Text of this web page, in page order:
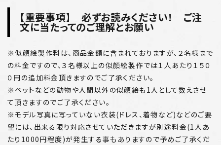
【重要事項】 必ずお読みください！ ご注
文に当たってのご理解とお願い
※似顔絵製作料は、商品金額に含まれておりますが、２名様まで
の料金ですので、３名様以上の似顔絵製作では１人あたり１５０
０円の追加料金頂きますのでご了承ください。
※ペットなどの動物や人間以外の似顔絵も1人として数えさせ
て頂きますのでご了承ください。
※モデル写真に写っていない衣装(ドレス、着物など)などのご要
望には、出来る限り対応させていただきますが別途料金(1人あ
たり1000円程度)が発生する事もありますので予めご了承くだ